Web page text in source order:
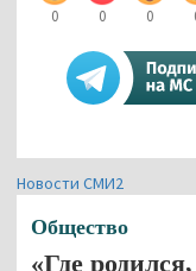
0 0 0
Новости СМИ2
Общество
«Где